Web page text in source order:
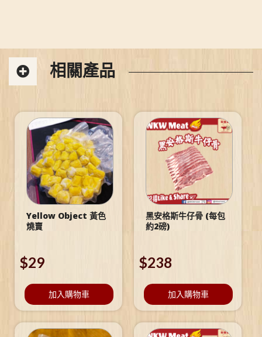
相關產品
Yellow Object 黃色
燒賣
$29
加入購物車
黑安格斯牛仔骨 (每包
約2磅)
$238
加入購物車